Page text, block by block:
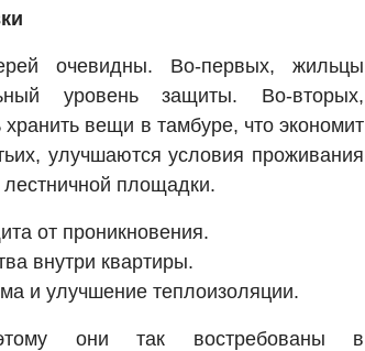
очевидны. Во-первых, жильцы
уровень защиты. Во-вторых,
вещи в тамбуре, что экономит
улучшаются условия проживания
площадки.
от проникновения.
внутри квартиры.
и улучшение теплоизоляции.
они так востребованы в